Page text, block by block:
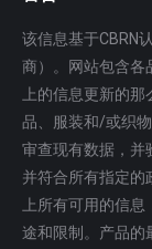
该信息基于CBRN
商）。网站包含各
上的信息更新的
品、服装和/或织
审查现有数据，并
并符合所有指定
上所有可用的信
途和限制。产品的